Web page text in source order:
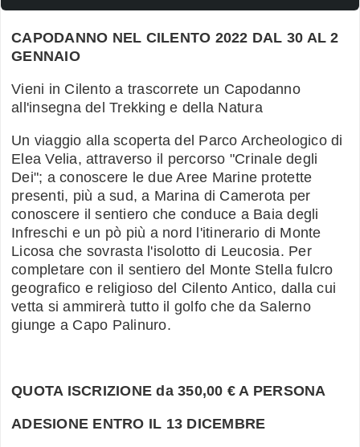
CAPODANNO NEL CILENTO 2022 DAL 30 AL 2
GENNAIO
Vieni in Cilento a trascorrete un Capodanno
all'insegna del Trekking e della Natura
Un viaggio alla scoperta del Parco Archeologico di
Elea Velia, attraverso il percorso "Crinale degli
Dei"; a conoscere le due Aree Marine protette
presenti, più a sud, a Marina di Camerota per
conoscere il sentiero che conduce a Baia degli
Infreschi e un pò più a nord l'itinerario di Monte
Licosa che sovrasta l'isolotto di Leucosia. Per
completare con il sentiero del Monte Stella fulcro
geografico e religioso del Cilento Antico, dalla cui
vetta si ammirerà tutto il golfo che da Salerno
giunge a Capo Palinuro.
QUOTA ISCRIZIONE da 350,00 € A PERSONA
ADESIONE ENTRO IL 13 DICEMBRE